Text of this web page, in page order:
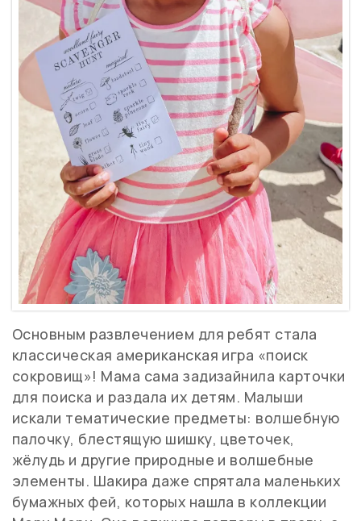
Основным развлечением для ребят стала
классическая американская игра «поиск
сокровищ»! Мама сама задизайнила карточки
для поиска и раздала их детям. Малыши
искали тематические предметы: волшебную
палочку, блестящую шишку, цветочек,
жёлудь и другие природные и волшебные
элементы. Шакира даже спрятала маленьких
бумажных фей, которых нашла в коллекции